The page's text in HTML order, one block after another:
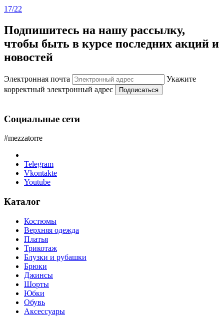
17/22
Подпишитесь на нашу рассылку,
чтобы быть в курсе последних акций и
новостей
Электронная почта
Укажите
корректный электронный адрес
Подписаться
Социальные сети
#mezzatorre
Telegram
Vkontakte
Youtube
Каталог
Костюмы
Верхняя одежда
Платья
Трикотаж
Блузки и рубашки
Брюки
Джинсы
Шорты
Юбки
Обувь
Аксессуары